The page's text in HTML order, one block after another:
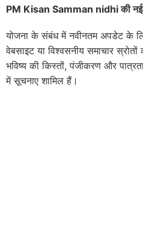
PM Kisan Samman nidhi की
योजना के संबंध में नवीनतम अपडेट के
वेबसाइट या विश्वसनीय समाचार
भविष्य की किस्तों, पंजीकरण और
में सूचनाए शामिल हैं।